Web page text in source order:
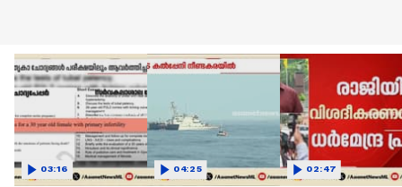
03:16 04:25 02:47